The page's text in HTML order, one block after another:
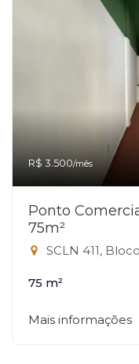
R$ 3.500/mês
Ponto
75m²
SCLN 411, Bloco
75 m²
Mais informações